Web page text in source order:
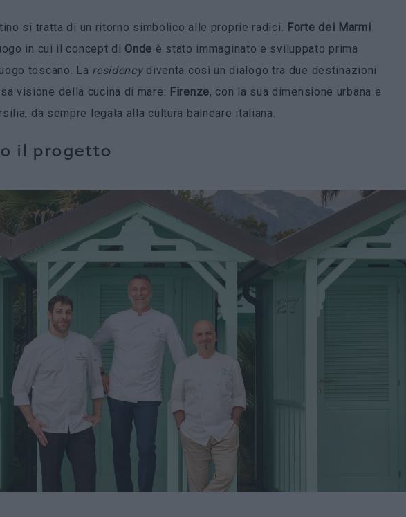
si tratta di un ritorno simbolico alle proprie radici. Forte dei Marmi
in cui il concept di Onde è stato immaginato e sviluppato prima
toscano. La residencydiventa così un dialogo tra due destinazioni
visione della cucina di mare: Firenze, con la sua dimensione urbana e
da sempre legata alla cultura balneare italiana.
il progetto